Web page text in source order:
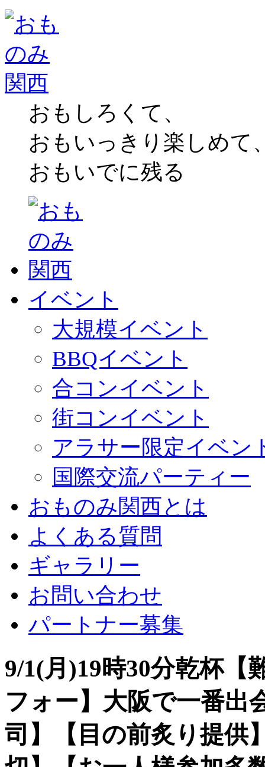
おもしろくて、
おもいっきり楽しめて
おもいでに残る
イベント
大規模イベント
BBQイベント
合コンイベント
街コンイベント
アラサー限定イベン
国際交流パーティー
おものみ関西とは
よくある質問
ギャラリー
お問い合わせ
パートナー募集
9/1(月)19時30分乾杯【
フォー】大阪で一番
司】【目の前炙り提供